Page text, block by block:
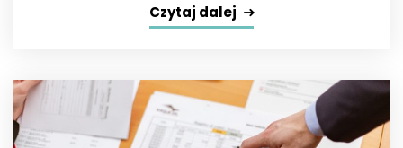
Czytaj dalej